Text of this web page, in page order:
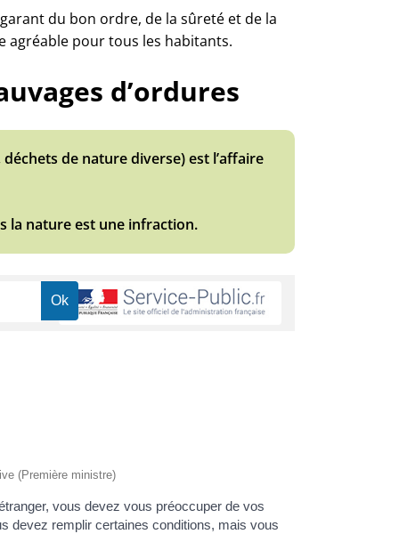
du bon ordre, de la sûreté et de la
agréable pour tous les habitants.
d’ordures
de nature diverse) est l’affaire
la nature est une infraction.
(Première ministre)
vous devez vous préoccuper de vos
devez remplir certaines conditions, mais vous